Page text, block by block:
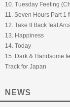
10. Tuesday Feeling
11. Seven Hours Part 1
12. Take It Back feat
13. Happiness
14. Today
15. Dark & Handsome
Track for Japan
NEWS